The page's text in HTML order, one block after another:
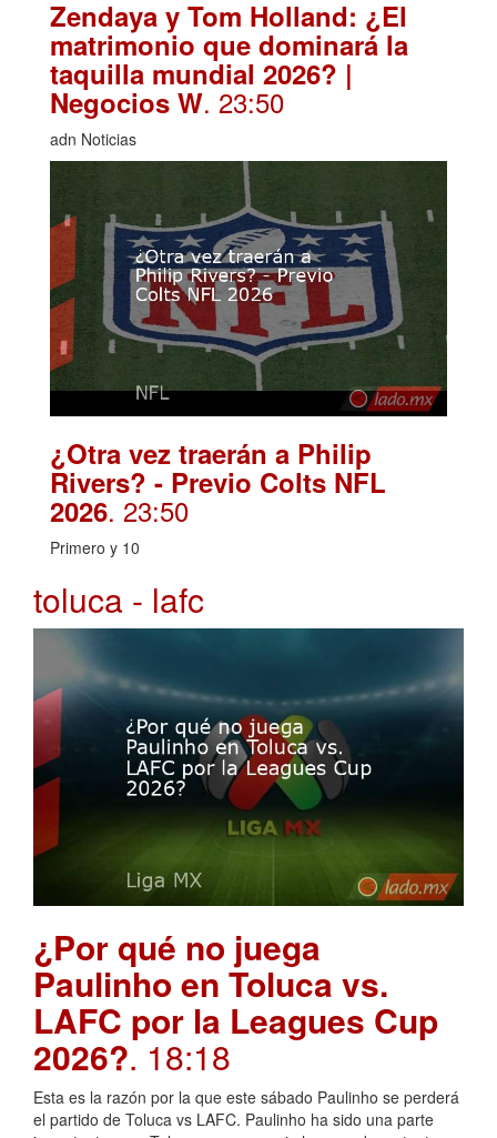
Zendaya y Tom Holland: ¿El
matrimonio que dominará la
taquilla mundial 2026? |
Negocios W. 23:50
adn Noticias
¿Otra vez traerán a Philip
Rivers? - Previo Colts NFL
2026. 23:50
Primero y 10
toluca - lafc
¿Por qué no juega
Paulinho en Toluca vs.
LAFC por la Leagues Cup
2026?. 18:18
Esta es la razón por la que este sábado Paulinho se perderá
el partido de Toluca vs LAFC. Paulinho ha sido una parte